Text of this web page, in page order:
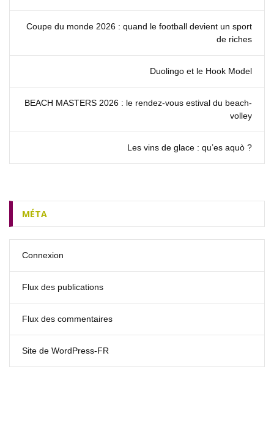
Coupe du monde 2026 : quand le football devient un sport
de riches
Duolingo et le Hook Model
BEACH MASTERS 2026 : le rendez‑vous estival du beach-
volley
Les vins de glace : qu’es aquò ?
MÉTA
Connexion
Flux des publications
Flux des commentaires
Site de WordPress-FR